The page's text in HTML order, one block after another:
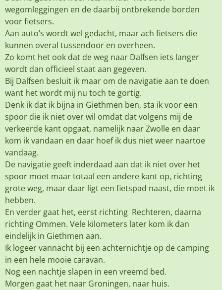
wegomleggingen en de daarbij ontbrekende borden
voor fietsers.
Aan auto’s wordt wel gedacht, maar ach fietsers die
kunnen overal tussendoor en overheen.
Zo komt het ook dat de weg naar Dalfsen iets langer
wordt dan officieel staat aan gegeven.
Bij Dalfsen besluit ik maar om de navigatie aan te doen
want het wordt mij nu toch te gortig.
Denk ik dat ik bijna in Giethmen ben, sta ik voor een
spoor die ik niet over wil omdat dat volgens mij de
verkeerde kant opgaat, namelijk naar Zwolle en daar
kom ik vandaan en daar hoef ik dus niet weer naartoe
vandaag.
De navigatie geeft inderdaad aan dat ik niet over het
spoor moet maar totaal een andere kant op, richting
grote weg, maar daar ligt een fietspad naast, die moet ik
hebben.
En verder gaat het, eerst richting Rechteren, daarna
richting Ommen. Vele kilometers later kom ik dan
eindelijk in Giethmen aan.
Ik logeer vannacht bij een achternichtje op de camping
in een hele mooie caravan.
Nog een nachtje slapen in een vreemd bed.
Morgen gaat het naar Groningen, naar huis.